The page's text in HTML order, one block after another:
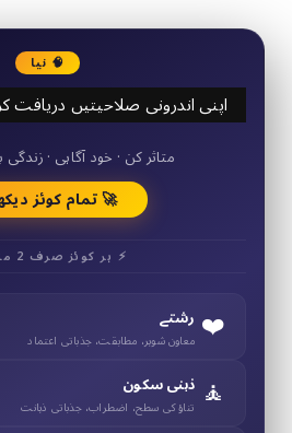
🧠 نیا
اپنی اندرونی صلاحیتیں دریافت
50+ مختصر کوئز
متاثر کن · خود آگاہی · زندگی
🚀 تمام کوئز
⚡ ہر کوئز صرف 2 منٹ ⚡
❤️ رشتے
معاون شوہر، مطابقت، جذباتی اعتماد
🧘 ذہنی سکون
تناؤ کی سطح، اضطراب، جذباتی ذہانت